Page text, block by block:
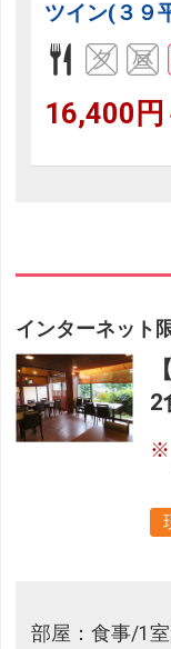
ツイン(３９
16,400
インターネット
2
部屋：食事/1